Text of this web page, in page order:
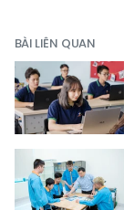
BÀI LIÊN QUAN